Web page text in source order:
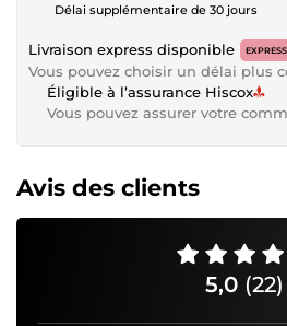
Délai supplémentaire de 30 jours
Livraison express disponible EXPRESS
Vous pouvez choisir un délai plus
Éligible à l’assurance Hiscox
Vous pouvez assurer votre
Avis des clients
5,0 (22)